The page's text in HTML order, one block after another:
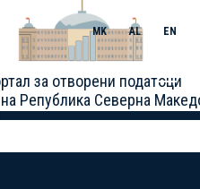
за отворени податоци
Република Северна
MK AL EN
Toggle